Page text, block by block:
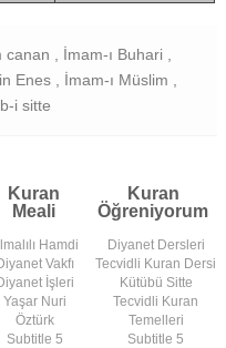
, İmam-ı Buhari ,
Enes , İmam-ı Müslim ,
i sitte
Kuran
Meali
Kuran
Öğreniyorum
Hamdi
Vakfı
İşleri
Yaşar Nuri
Öztürk
Subtitle 5
Diyanet Dersleri
Tecvidli Kuran Dersi
Kütübü Sitte
Tecvidli Kuran
Temelleri
Subtitle 5